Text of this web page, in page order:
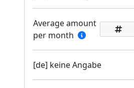
Average amount
per month
[de] keine Angabe